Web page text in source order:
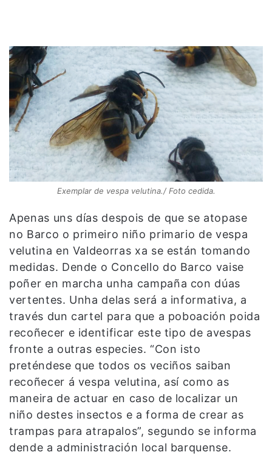
Exemplar de vespa velutina./ Foto cedida.
Apenas uns días despois de que se atopase
no Barco o primeiro niño primario de vespa
velutina en Valdeorras xa se están tomando
medidas. Dende o Concello do Barco vaise
poñer en marcha unha campaña con dúas
vertentes. Unha delas será a informativa, a
través dun cartel para que a poboación poida
recoñecer e identificar este tipo de avespas
fronte a outras especies. “Con isto
preténdese que todos os veciños saiban
recoñecer á vespa velutina, así como as
maneira de actuar en caso de localizar un
niño destes insectos e a forma de crear as
trampas para atrapalos”, segundo se informa
dende a administración local barquense.